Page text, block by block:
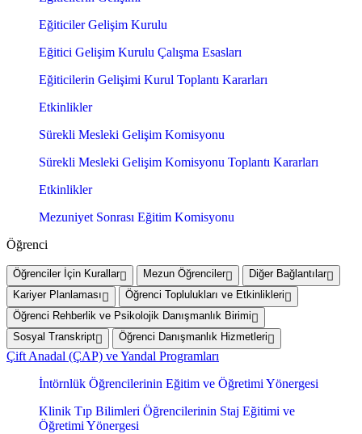
Eğiticiler Gelişim Kurulu
Eğitici Gelişim Kurulu Çalışma Esasları
Eğiticilerin Gelişimi Kurul Toplantı Kararları
Etkinlikler
Sürekli Mesleki Gelişim Komisyonu
Sürekli Mesleki Gelişim Komisyonu Toplantı Kararları
Etkinlikler
Mezuniyet Sonrası Eğitim Komisyonu
Öğrenci
Öğrenciler İçin Kurallar Mezun Öğrenciler
Diğer Bağlantılar
Kariyer Planlaması
Öğrenci Toplulukları ve Etkinlikleri
Öğrenci Rehberlik ve Psikolojik Danışmanlık Birimi
Sosyal Transkript
Öğrenci Danışmanlık Hizmetleri
Çift Anadal (ÇAP) ve Yandal Programları
İntörnlük Öğrencilerinin Eğitim ve Öğretimi Yönergesi
Klinik Tıp Bilimleri Öğrencilerinin Staj Eğitimi ve
Öğretimi Yönergesi